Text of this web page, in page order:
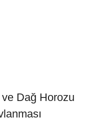
Dağ Horozu